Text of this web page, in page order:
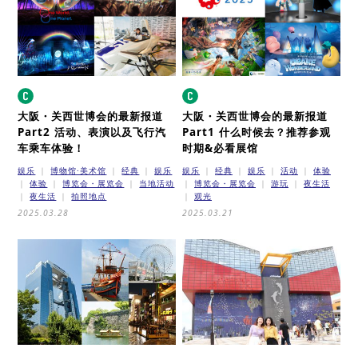
大阪・关西世博会的最新报道
Part2活动、表演以及飞行汽
车乘车体验！
娱乐 博物馆·美术馆 经典
娱乐
体验
博览会・展览会
当地活动
夜生活
拍照地点
2025.03.28
大阪・关西世博会的最新报道
Part1什么时候去？推荐参观
时期&必看展馆
娱乐 经典 娱乐 活动
体验
博览会・展览会
游玩
夜生活
观光
2025.03.21